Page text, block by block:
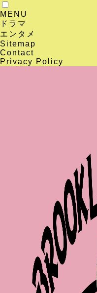
MENU
ドラマ
エンタメ
Sitemap
Contact
Privacy Policy